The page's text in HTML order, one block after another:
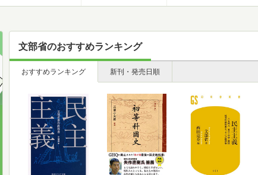
文部省のおすすめランキング
おすすめランキング 新刊・発売日順